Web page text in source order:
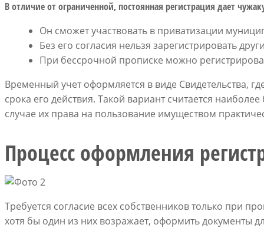
В отличие от ограниченной, постоянная регистрация дает
Он сможет участвовать в приватизации
Без его согласия нельзя зарегистрировать
При бессрочной прописке можно
Временный учет оформляется в виде Свидетельства,
срока его действия. Такой вариант считается
случае их права на пользование имуществом
Процесс оформления
Требуется согласие всех собственников только при
хотя бы один из них возражает, оформить документы